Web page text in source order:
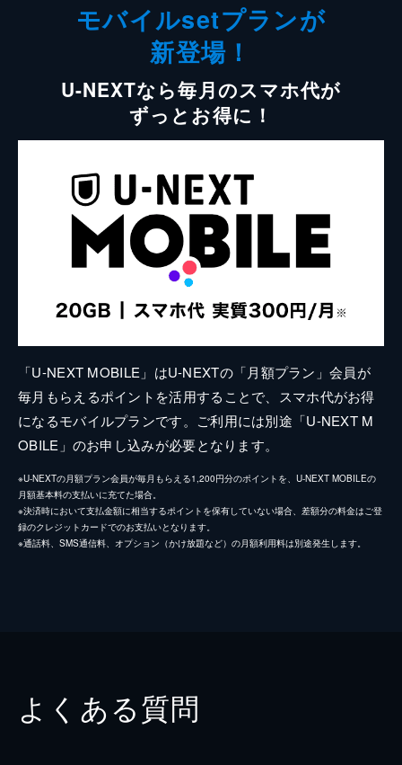
モバイルsetプランが
新登場！
U-NEXTなら毎月のスマホ代が
ずっとお得に！
「U-NEXT MOBILE」はU-NEXTの「月額プラン」会員が
毎月もらえるポイントを活用することで、スマホ代がお得
になるモバイルプランです。ご利用には別途「U-NEXT M
OBILE」のお申し込みが必要となります。
※U-NEXTの月額プラン会員が毎月もらえる1,200円分のポイントを、U-NEXT MOBILEの
月額基本料の支払いに充てた場合。
※決済時において支払金額に相当するポイントを保有していない場合、差額分の料金はご登
録のクレジットカードでのお支払いとなります。
※通話料、SMS通信料、オプション（かけ放題など）の月額利用料は別途発生します。
よくある質問